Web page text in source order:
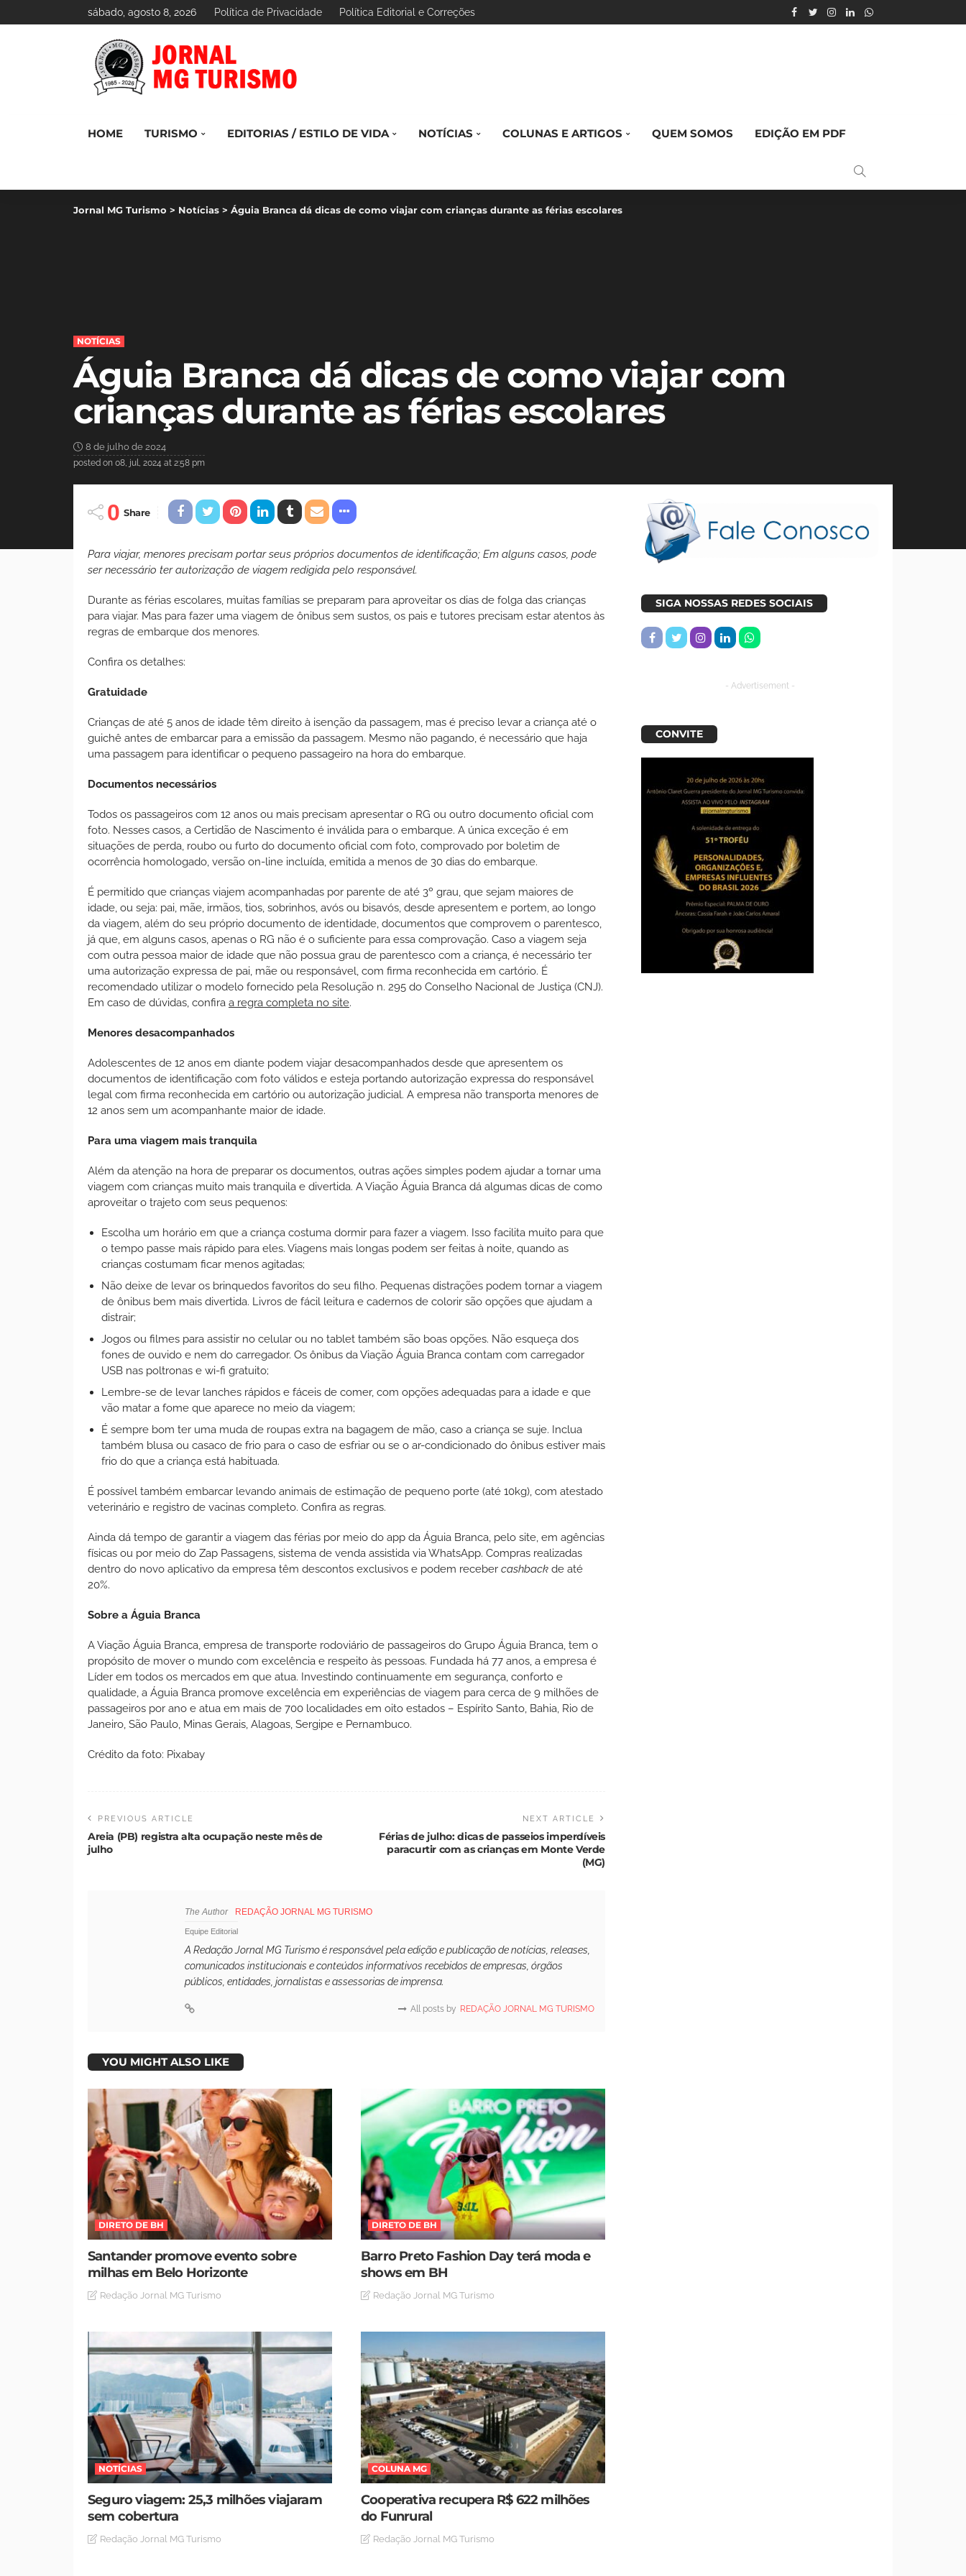
sábado, agosto 8, 2026 Política de Privacidade Política Editorial e Correções
HOME TURISMO EDITORIAS / ESTILO DE VIDA NOTÍCIAS COLUNAS E ARTIGOS QUEM SOMOS EDIÇÃO EM PDF
Jornal MG Turismo > Notícias > Águia Branca dá dicas de como viajar com crianças durante as férias escolares
NOTÍCIAS
Águia Branca dá dicas de como viajar com
crianças durante as férias escolares
8 de julho de 2024
posted on 08, jul, 2024 at 2:58 pm
0 Share
Para viajar, menores precisam portar seus próprios documentos de identificação; Em alguns casos, pode
ser necessário ter autorização de viagem redigida pelo responsável.
Durante as férias escolares, muitas famílias se preparam para aproveitar os dias de folga das crianças
para viajar. Mas para fazer uma viagem de ônibus sem sustos, os pais e tutores precisam estar atentos às
regras de embarque dos menores.
Confira os detalhes:
Gratuidade
Crianças de até 5 anos de idade têm direito à isenção da passagem, mas é preciso levar a criança até o
guichê antes de embarcar para a emissão da passagem. Mesmo não pagando, é necessário que haja
uma passagem para identificar o pequeno passageiro na hora do embarque.
Documentos necessários
Todos os passageiros com 12 anos ou mais precisam apresentar o RG ou outro documento oficial com
foto. Nesses casos, a Certidão de Nascimento é inválida para o embarque. A única exceção é em
situações de perda, roubo ou furto do documento oficial com foto, comprovado por boletim de
ocorrência homologado, versão on-line incluída, emitida a menos de 30 dias do embarque.
É permitido que crianças viajem acompanhadas por parente de até 3º grau, que sejam maiores de
idade, ou seja: pai, mãe, irmãos, tios, sobrinhos, avós ou bisavós, desde apresentem e portem, ao longo
da viagem, além do seu próprio documento de identidade, documentos que comprovem o parentesco,
já que, em alguns casos, apenas o RG não é o suficiente para essa comprovação. Caso a viagem seja
com outra pessoa maior de idade que não possua grau de parentesco com a criança, é necessário ter
uma autorização expressa de pai, mãe ou responsável, com firma reconhecida em cartório. É
recomendado utilizar o modelo fornecido pela Resolução n. 295 do Conselho Nacional de Justiça (CNJ).
Em caso de dúvidas, confira a regra completa no site.
Menores desacompanhados
Adolescentes de 12 anos em diante podem viajar desacompanhados desde que apresentem os
documentos de identificação com foto válidos e esteja portando autorização expressa do responsável
legal com firma reconhecida em cartório ou autorização judicial. A empresa não transporta menores de
12 anos sem um acompanhante maior de idade.
Para uma viagem mais tranquila
Além da atenção na hora de preparar os documentos, outras ações simples podem ajudar a tornar uma
viagem com crianças muito mais tranquila e divertida. A Viação Águia Branca dá algumas dicas de como
aproveitar o trajeto com seus pequenos:
Escolha um horário em que a criança costuma dormir para fazer a viagem. Isso facilita muito para que
o tempo passe mais rápido para eles. Viagens mais longas podem ser feitas à noite, quando as
crianças costumam ficar menos agitadas;
Não deixe de levar os brinquedos favoritos do seu filho. Pequenas distrações podem tornar a viagem
de ônibus bem mais divertida. Livros de fácil leitura e cadernos de colorir são opções que ajudam a
distrair;
Jogos ou filmes para assistir no celular ou no tablet também são boas opções. Não esqueça dos
fones de ouvido e nem do carregador. Os ônibus da Viação Águia Branca contam com carregador
USB nas poltronas e wi-fi gratuito;
Lembre-se de levar lanches rápidos e fáceis de comer, com opções adequadas para a idade e que
vão matar a fome que aparece no meio da viagem;
É sempre bom ter uma muda de roupas extra na bagagem de mão, caso a criança se suje. Inclua
também blusa ou casaco de frio para o caso de esfriar ou se o ar-condicionado do ônibus estiver mais
frio do que a criança está habituada.
É possível também embarcar levando animais de estimação de pequeno porte (até 10kg), com atestado
veterinário e registro de vacinas completo. Confira as regras.
Ainda dá tempo de garantir a viagem das férias por meio do app da Águia Branca, pelo site, em agências
físicas ou por meio do Zap Passagens, sistema de venda assistida via WhatsApp. Compras realizadas
dentro do novo aplicativo da empresa têm descontos exclusivos e podem receber cashback de até
20%.
Sobre a Águia Branca
A Viação Águia Branca, empresa de transporte rodoviário de passageiros do Grupo Águia Branca, tem o
propósito de mover o mundo com excelência e respeito às pessoas. Fundada há 77 anos, a empresa é
Líder em todos os mercados em que atua. Investindo continuamente em segurança, conforto e
qualidade, a Águia Branca promove excelência em experiências de viagem para cerca de 9 milhões de
passageiros por ano e atua em mais de 700 localidades em oito estados – Espírito Santo, Bahia, Rio de
Janeiro, São Paulo, Minas Gerais, Alagoas, Sergipe e Pernambuco.
Crédito da foto: Pixabay
PREVIOUS ARTICLE
Areia (PB) registra alta ocupação neste mês de
julho
NEXT ARTICLE
Férias de julho: dicas de passeios imperdíveis
paracurtir com as crianças em Monte Verde
(MG)
The Author REDAÇÃO JORNAL MG TURISMO
Equipe Editorial
A Redação Jornal MG Turismo é responsável pela edição e publicação de notícias, releases,
comunicados institucionais e conteúdos informativos recebidos de empresas, órgãos
públicos, entidades, jornalistas e assessorias de imprensa.
All posts by REDAÇÃO JORNAL MG TURISMO
YOU MIGHT ALSO LIKE
DIRETO DE BH
Santander promove evento sobre
milhas em Belo Horizonte
Redação Jornal MG Turismo
DIRETO DE BH
Barro Preto Fashion Day terá moda e
shows em BH
Redação Jornal MG Turismo
NOTÍCIAS
Seguro viagem: 25,3 milhões viajaram
sem cobertura
Redação Jornal MG Turismo
COLUNA MG
Cooperativa recupera R$ 622 milhões
do Funrural
Redação Jornal MG Turismo
SIGA NOSSAS REDES SOCIAIS
- Advertisement -
CONVITE